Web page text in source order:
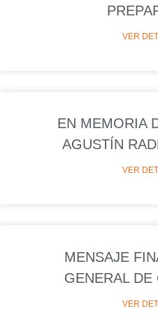
VER
EN MEMORIA
AGUSTÍN
VER
MENSAJE
GENERAL DE
VER